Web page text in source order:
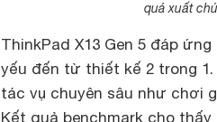
quá xuất
ThinkPad X13 Gen 5 đáp
yếu đến từ thiết kế 2 trong
tác vụ chuyên sâu như chơi
Kết quả benchmark cho thấy